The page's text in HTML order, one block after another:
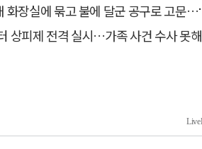
장실에 묶고 불에 달군 공구로 고문…남편 검거
상피제 전격 실시…가족 사건 수사 못해